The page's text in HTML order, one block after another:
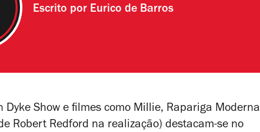
Escrito por Eurico de Barros
Dyke Show e filmes como Millie, Rapariga Moderna
Robert Redford na realização) destacam-se no